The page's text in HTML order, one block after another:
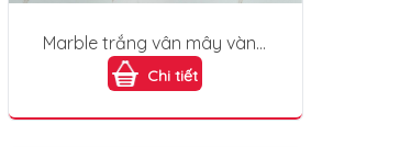
Marble trắng vân mây vàng
PVC228
Chi tiết